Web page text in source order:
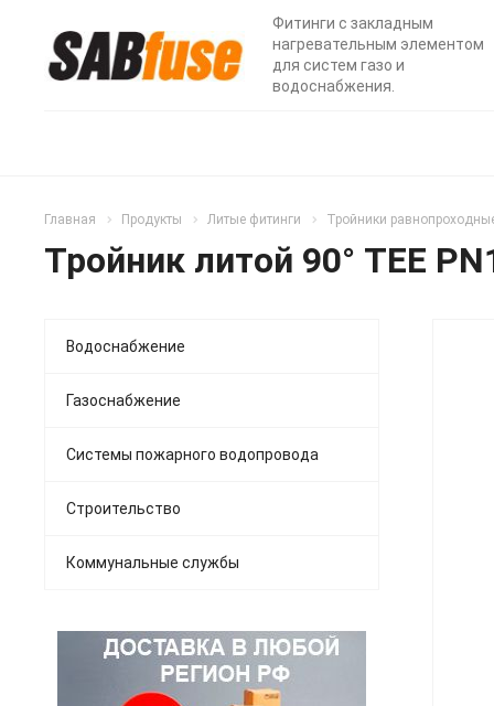
Фитинги с закладным
нагревательным элементом
для систем газо и
водоснабжения.
Главная Продукты Литые фитинги Тройники
Тройник литой 90° TEE
Водоснабжение
Газоснабжение
Системы пожарного водопровода
Строительство
Коммунальные службы